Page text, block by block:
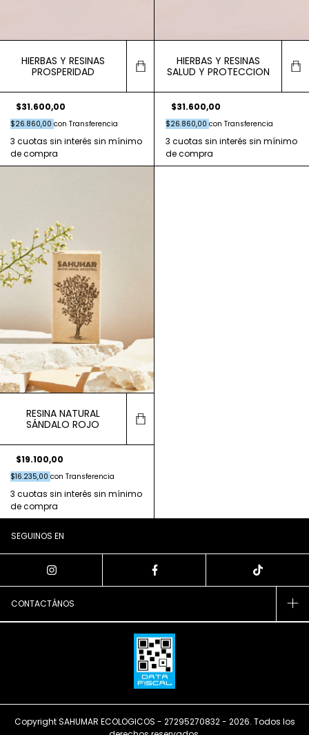
HIERBAS Y RESINAS
PROSPERIDAD
$31.600,00
$26.860,00 con Transferencia
HIERBAS Y RESINAS
SALUD Y PROTECCION
$31.600,00
$26.860,00 con Transferencia
RESINA NATURAL
SÁNDALO ROJO
$19.100,00
$16.235,00 con Transferencia
SEGUINOS EN
CONTACTÁNOS
Copyright SAHUMAR ECOLOGICOS - 27295270832 - 2026. Todos los